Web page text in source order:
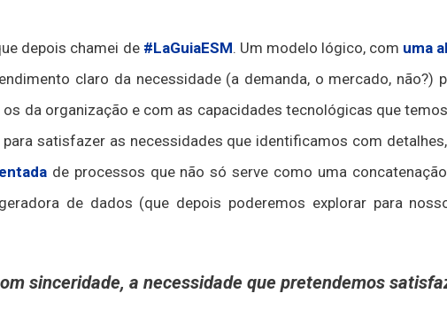
depois chamei de #LaGuiaESM. Um modelo lógico, com uma
claro da necessidade (a demanda, o mercado, não?)
da organização e com as capacidades tecnológicas que
satisfazer as necessidades que identificamos com
de processos que não só serve como uma
de dados (que depois poderemos explorar para
sinceridade, a necessidade que pretendemos